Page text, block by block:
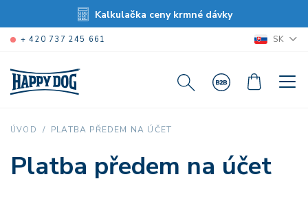
Kalkulačka ceny krmné dávky
+ 420 737 245 661 SK
ÚVOD PLATBA PŘEDEM NA ÚČET
Platba předem na účet